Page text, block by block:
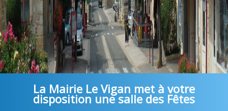
La Mairie Le Vigan met à votre
disposition une salle des Fêtes